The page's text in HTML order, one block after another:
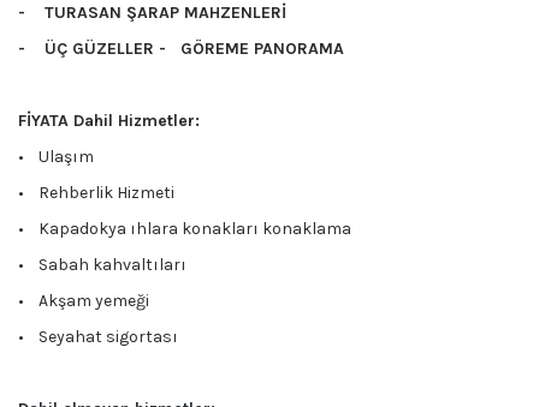
- TURASAN ŞARAP MAHZENLERİ
- ÜÇ GÜZELLER - GÖREME PANORAMA
FİYATA Dahil Hizmetler:
• Ulaşım
• Rehberlik Hizmeti
• Kapadokya ıhlara konakları konaklama
• Sabah kahvaltıları
• Akşam yemeği
• Seyahat sigortası